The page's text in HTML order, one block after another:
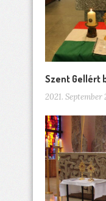
Szent Gellért
2021. September